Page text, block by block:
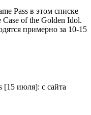
Pass в этом списке
of the Golden Idol.
примерно за 10-15